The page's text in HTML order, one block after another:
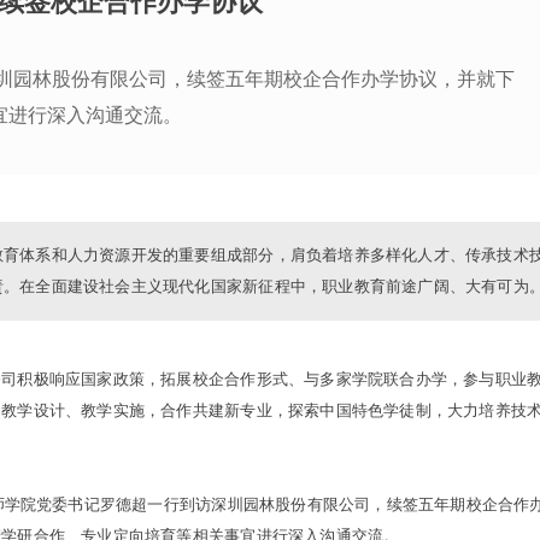
林股份有限公司，续签五年期校企合作办学协议，并就下
行深入沟通交流。
体系和人力资源开发的重要组成部分，肩负着培养多样化人才、传承技术
在全面建设社会主义现代化国家新征程中，职业教育前途广阔、大有可为
积极响应国家政策，拓展校企合作形式、与多家学院联合办学，参与职业
学设计、教学实施，合作共建新专业，探索中国特色学徒制，大力培养技
院党委书记罗德超一行到访深圳园林股份有限公司，续签五年期校企合作
研合作、专业定向培育等相关事宜进行深入沟通交流。